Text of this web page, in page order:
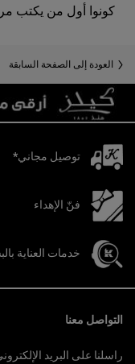
كونوا أول من يكتب
العودة إلى الصفحة السابقة
توصيل مجاني*
فنّ الإهداء
خدمات العناية
التواصل معنا
راسلنا على البريد